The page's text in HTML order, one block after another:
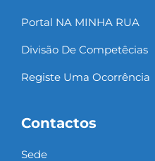
Portal NA MINHA RUA
Divisão De Competêcias
Registe Uma Ocorrência
Contactos
Sede